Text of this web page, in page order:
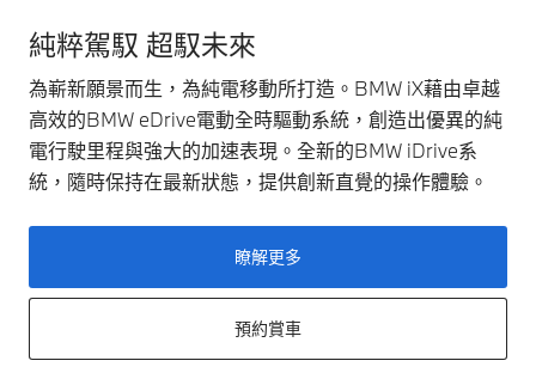
純粹駕馭 超馭未來
為嶄新願景而生，為純電移動所打造。BMW iX藉由卓越
高效的BMW eDrive電動全時驅動系統，創造出優異的純
電行駛里程與強大的加速表現。全新的BMW iDrive系
統，隨時保持在最新狀態，提供創新直覺的操作體驗。
瞭解更多
預約賞車